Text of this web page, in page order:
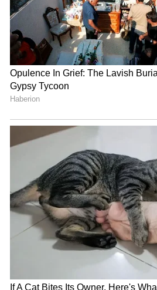
6
బంగాళాదుంపలను రెగ్యులర్ గా తింటే
బంగాళాదుంపలను క్రమం